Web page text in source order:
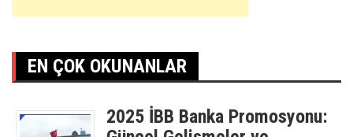
EN ÇOK OKUNANLAR
2025 İBB Banka Promosyonu: